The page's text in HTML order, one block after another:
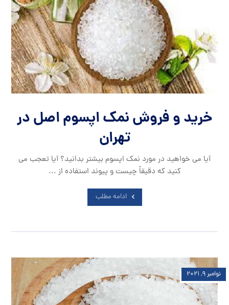
خرید و فروش نمک اپسوم اصل در
تهران
آیا می خواهید در مورد نمک اپسوم بیشتر بدانید؟ آیا تعجب می
کنید که دقیقاً چیست و پیوند استفاده از ...
ادامه مطلب
نوامبر ۹, ۲۰۲۱